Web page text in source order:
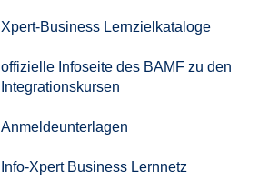
Xpert-Business Lernzielkataloge
offizielle Infoseite des BAMF zu den
Integrationskursen
Anmeldeunterlagen
Info-Xpert Business Lernnetz